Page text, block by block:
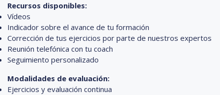
Recursos disponibles:
Vídeos
Indicador sobre el avance de tu formación
Corrección de tus ejercicios por parte de nuestros expertos
Reunión telefónica con tu coach
Seguimiento personalizado
Modalidades de evaluación:
Ejercicios y evaluación continua